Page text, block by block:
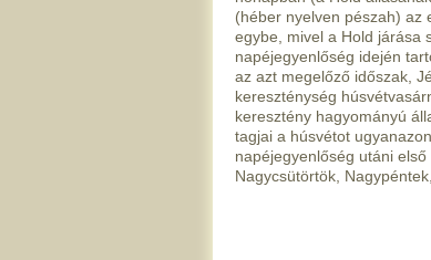
(héber nyelven pészah) az
egybe, mivel a Hold járása
napéjegyenlőség idején
az azt megelőző időszak,
kereszténység
keresztény hagyományú
tagjai a húsvétot
napéjegyenlőség utáni
Nagycsütörtök,